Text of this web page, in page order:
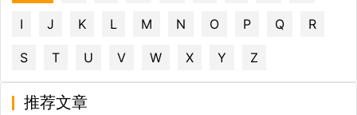
I J K L M N O P Q R
S T U V W X Y Z
推荐文章